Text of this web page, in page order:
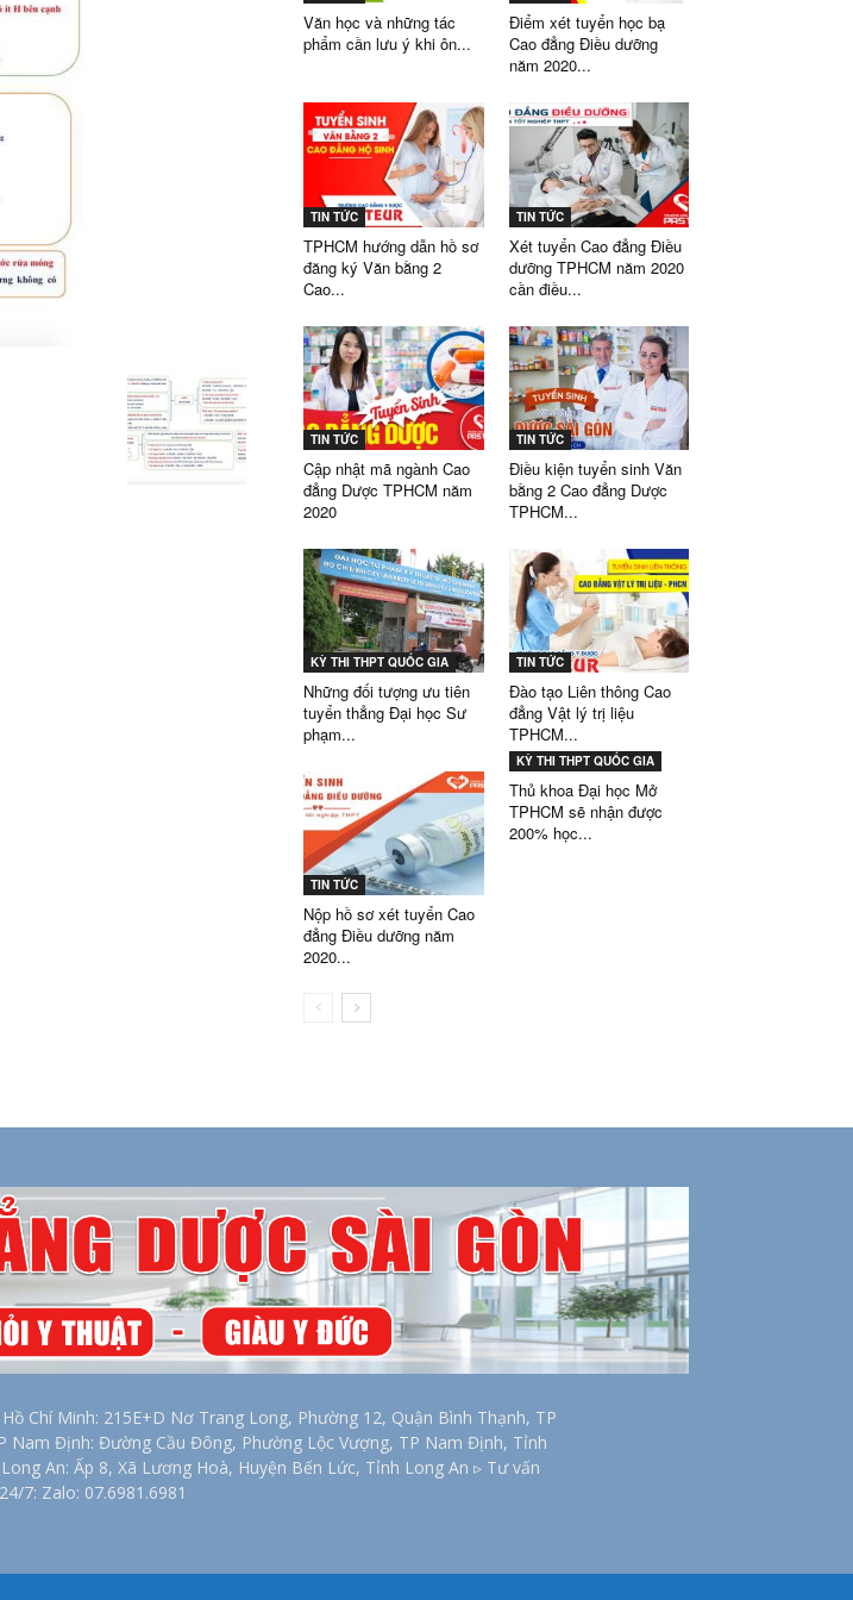
DƯỢC
Văn học và những tác
phẩm cần lưu ý khi ôn...
Điểm xét tuyển học bạ
Cao đẳng Điều dưỡng
năm 2020...
TIN TỨC
TPHCM hướng dẫn hồ sơ
đăng ký Văn bằng 2
Cao...
TIN TỨC
Xét tuyển Cao đẳng Điều
dưỡng TPHCM năm 2020
cần điều...
TIN TỨC
Cập nhật mã ngành Cao
đẳng Dược TPHCM năm
2020
TIN TỨC
Điều kiện tuyển sinh Văn
bằng 2 Cao đẳng Dược
TPHCM...
KỲ THI THPT QUỐC GIA
Những đối tượng ưu tiên
tuyển thẳng Đại học Sư
phạm...
TIN TỨC
Đào tạo Liên thông Cao
đẳng Vật lý trị liệu
TPHCM...
TIN TỨC
Nộp hồ sơ xét tuyển Cao
đẳng Điều dưỡng năm
2020...
KỲ THI THPT QUỐC GIA
Thủ khoa Đại học Mở
TPHCM sẽ nhận được
200% học...
Chí Minh: 215E+D Nơ Trang Long, Phường 12, Quận Bình Thạnh, TP
Nam Định: Đường Cầu Đông, Phường Lộc Vượng, TP Nam Định, Tỉnh
An: Ấp 8, Xã Lương Hoà, Huyện Bến Lức, Tỉnh Long An ▹ Tư vấn
7: Zalo: 07.6981.6981